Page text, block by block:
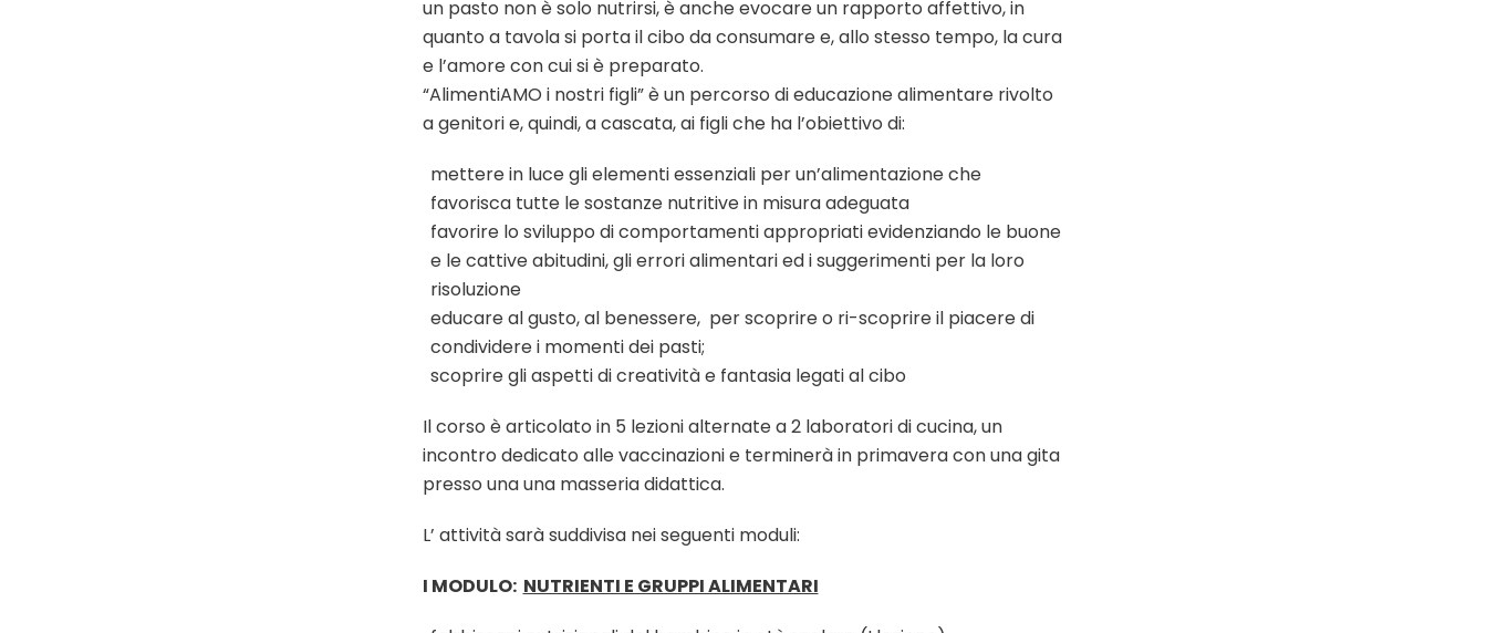
un pasto non è solo nutrirsi, è anche evocare un rapporto affettivo, in
quanto a tavola si porta il cibo da consumare e, allo stesso tempo, la cura
e l’amore con cui si è preparato.
“AlimentiAMO i nostri figli” è un percorso di educazione alimentare rivolto
a genitori e, quindi, a cascata, ai figliche ha l’obiettivo di:
mettere in luce gli elementi essenziali per un’alimentazione che
favorisca tutte le sostanze nutritive in misura adeguata
favorire lo sviluppo di comportamenti appropriati evidenziando le buone
e le cattive abitudini, gli errori alimentari ed i suggerimenti per la loro
risoluzione
educare al gusto, al benessere, per scoprire o ri-scoprire il piacere di
condividere i momenti dei pasti;
scoprire gli aspetti di creatività e fantasia legati al cibo
Il corso è articolato in 5 lezioni alternate a 2 laboratori di cucina, un
incontro dedicato alle vaccinazioni e terminerà in primavera con una gita
presso una una masseria didattica.
L’ attività sarà suddivisa nei seguenti moduli:
I MODULO: NUTRIENTI E GRUPPI ALIMENTARI